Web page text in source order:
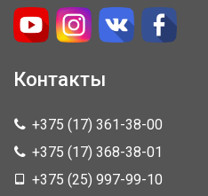
Контакты
+375 (17) 361-38-00
+375 (17) 368-38-01
+375 (25) 997-99-10